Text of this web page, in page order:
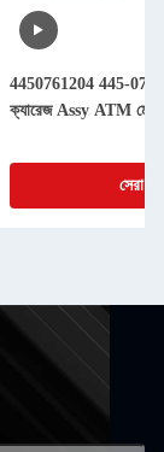
4450761204 445-
ক্যারেজ Assy ATM
সেরা